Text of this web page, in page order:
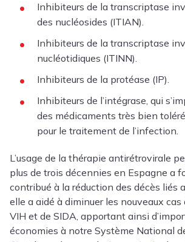
Inhibiteurs de la transcriptase
des nucléosides (ITIAN).
Inhibiteurs de la transcriptase
nucléotidiques (ITINN).
Inhibiteurs de la protéase (IP).
Inhibiteurs de l’intégrase, qui
des médicaments très bien
pour le traitement de l’infection.
L’usage de la thérapie antirétrovirale
plus de trois décennies en Espagne a
contribué à la réduction des décès liés
elle a aidé à diminuer les nouveaux
VIH et de SIDA, apportant ainsi
économies à notre Système National